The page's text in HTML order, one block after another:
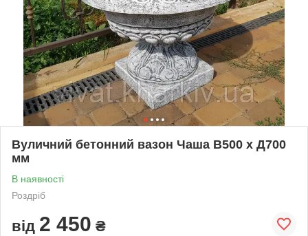
Вуличний бетонний вазон Чаша В500 х Д700
мм
В наявності
Роздріб
від 2 450 ₴